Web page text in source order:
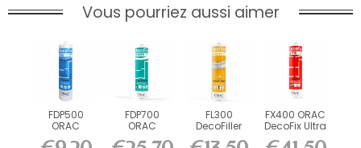
Vous pourriez aussi aimer
FDP500
ORAC
DecoFix Pro
FDP700
ORAC
DecoFix
FL300
DecoFiller
FX400 ORAC
DecoFix Ultra